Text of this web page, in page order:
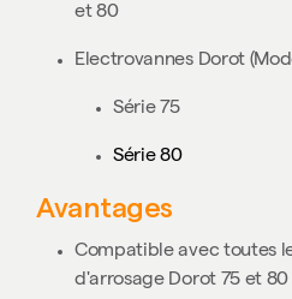
et 80
Electrovannes Dorot
Série 75
Série 80
Avantages
Compatible avec toutes
d'arrosage Dorot 75 et 80